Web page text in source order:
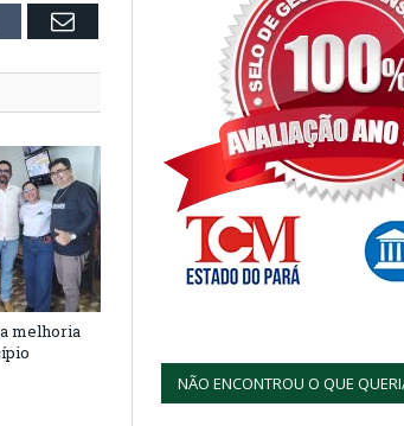
Email
melhoria
NÃO ENCONTROU O QUE